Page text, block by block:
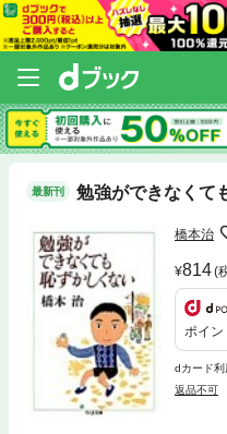
最新刊 勉強ができなくて
橋本治
814(
ポイン
dカード
返品不可